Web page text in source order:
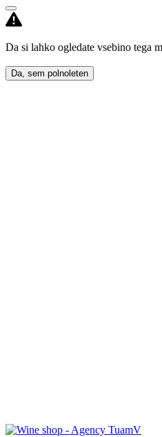
Da si lahko ogledate vsebino tega
Da, sem polnoleten